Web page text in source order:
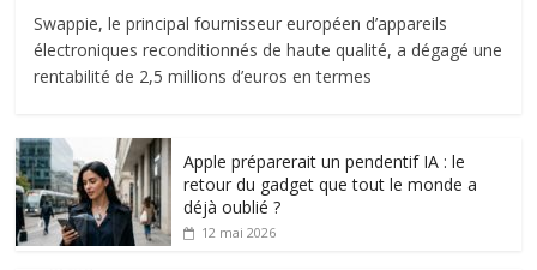
Swappie, le principal fournisseur européen d’appareils
électroniques reconditionnés de haute qualité, a dégagé une
rentabilité de 2,5 millions d’euros en termes
Apple préparerait un pendentif IA : le
retour du gadget que tout le monde a
déjà oublié ?
12 mai 2026